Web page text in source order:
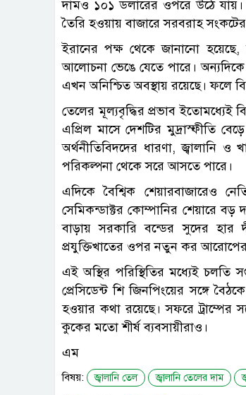
দামও ১০১ ডলারের ওপরে উঠে যায়।
তৈরি হওয়ায় বাজারে সরবরাহ সংকটের
ইরানের পক্ষ থেকে জানানো হয়েছে,
আলোচনা ভেঙে যেতে পারে। অন্যদিকে
এখন অনিশ্চিত অবস্থায় রয়েছে। ফলে
তেলের মূল্যবৃদ্ধির প্রভাব ইতোমধ্যেই
এপ্রিল মাসে দেশটির মুদ্রাস্ফীতি
অর্থনীতিবিদদের ধারণা, জ্বালানি
পরিকল্পনা থেকে সরে আসতে পারে।
এদিকে বৈশ্বিক শেয়ারবাজারেও
সেমিকন্ডাক্টর কোম্পানির শেয়ারে বড়
বাড়ায় সরকারি বন্ডের সুদের হার
প্রযুক্তিখাতের ওপর নতুন কর আরোপের
এই অস্থির পরিস্থিতির মধ্যেই চলতি
প্রেসিডেন্ট শি জিনপিংয়ের সঙ্গে
হওয়ার কথা রয়েছে। সফরে ট্রাম্পের
কুকের মতো শীর্ষ ব্যবসায়ীরাও।
এম
বিষয়: জ্বালানি তেল জ্বালানি তেলের দাম